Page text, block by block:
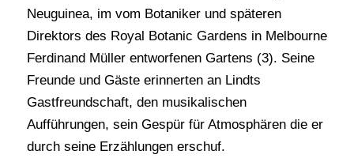
Neuguinea, im vom Botaniker und späteren
Direktors des Royal Botanic Gardens in Melbourne
Ferdinand Müller entworfenen Gartens (3). Seine
Freunde und Gäste erinnerten an Lindts
Gastfreundschaft, den musikalischen
Aufführungen, sein Gespür für Atmosphären die er
durch seine Erzählungen erschuf.